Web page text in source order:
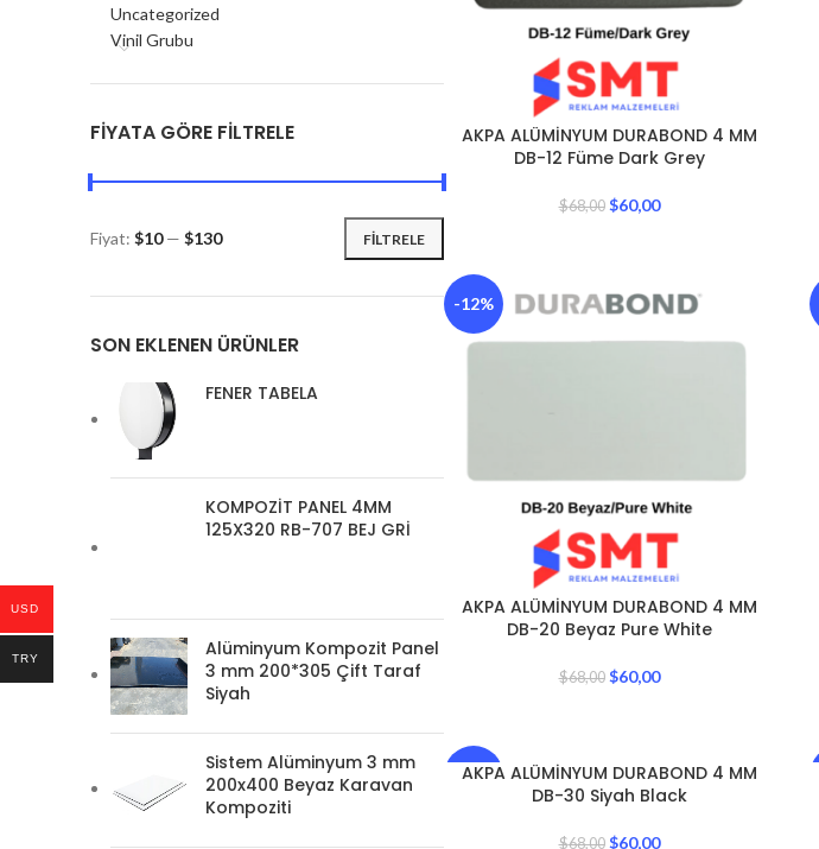
Uncategorized
Vinil Grubu
FIYATA GÖRE FILTRELE
FILTRELE
Fiyat: $10— $130
SON EKLENEN ÜRÜNLER
FENER TABELA
KOMPOZİT PANEL 4MM
125X320 RB-707 BEJ GRİ
Alüminyum Kompozit Panel
3 mm 200*305 Çift Taraf
Siyah
Sistem Alüminyum 3 mm
200x400 Beyaz Karavan
Kompoziti
AKPA ALÜMİNYUM DURABOND 4 MM
DB-12 Füme Dark Grey
$68,00 $60,00
-12%
AKPA ALÜMİNYUM DURABOND 4 MM
DB-20 Beyaz Pure White
$68,00 $60,00
-12%
AKPA ALÜMİNYUM DURABOND 4 MM
DB-30 Siyah Black
$68,00 $60,00
USD
TRY